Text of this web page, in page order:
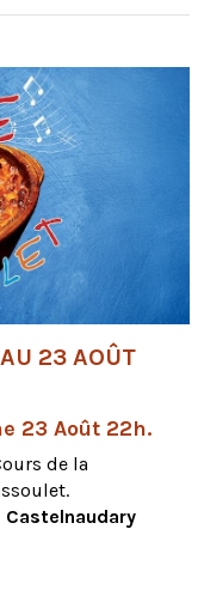
23 AOÛT
23 Août 22h.
de la